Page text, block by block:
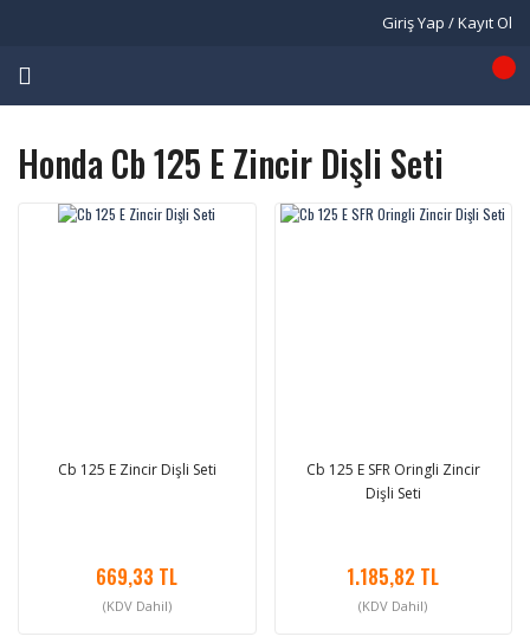
Giriş Yap / Kayıt Ol
Honda Cb 125 E Zincir Dişli Seti
Cb 125 E Zincir Dişli Seti
669,33 TL
(KDV Dahil)
Cb 125 E SFR Oringli Zincir
Dişli Seti
1.185,82 TL
(KDV Dahil)